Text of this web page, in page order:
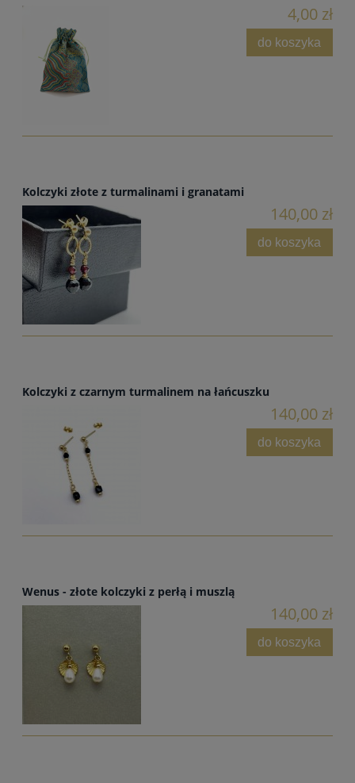
4,00 zł
do koszyka
Kolczyki złote z turmalinami i granatami
140,00 zł
do koszyka
Kolczyki z czarnym turmalinem na łańcuszku
140,00 zł
do koszyka
Wenus - złote kolczyki z perłą i muszlą
140,00 zł
do koszyka